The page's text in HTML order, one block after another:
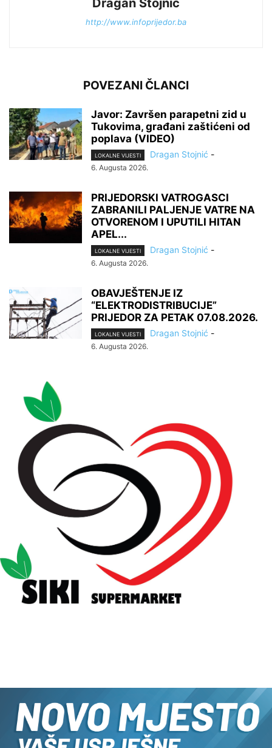
http://www.infoprijedor.ba
POVEZANI ČLANCI
Javor: Završen parapetni zid u
Tukovima, građani zaštićeni od
poplava (VIDEO)
LOKALNE VIJESTI Dragan Stojnić -
6. Augusta 2026.
PRIJEDORSKI VATROGASCI
ZABRANILI PALJENJE VATRE NA
OTVORENOM I UPUTILI HITAN
APEL...
LOKALNE VIJESTI Dragan Stojnić -
6. Augusta 2026.
OBAVJEŠTENJE IZ
“ELEKTRODISTRIBUCIJE”
PRIJEDOR ZA PETAK 07.08.2026.
LOKALNE VIJESTI Dragan Stojnić -
6. Augusta 2026.